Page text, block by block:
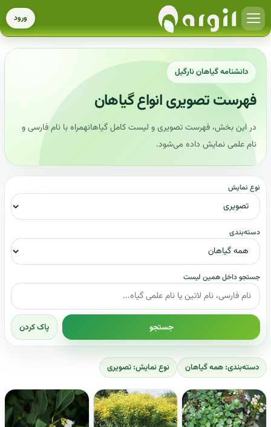
ورود
دانشنامه گیاهان نارگیل
فهرست تصویری انواع گیاهان
در این بخش، فهرست تصویری و لیست کامل گیاهانهمراه با نام فارسی و
نام علمی نمایش داده می‌شود.
نوع نمایش
دسته‌بندی
جستجو داخل همین لیست
جستجو پاک کردن
دسته‌بندی: همه گیاهان نوع نمایش: تصویری